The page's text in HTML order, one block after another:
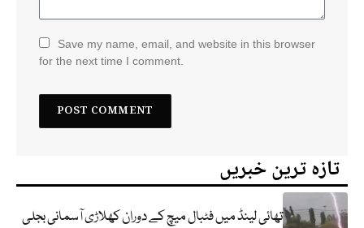
Save my name, email, and website in this browser
for the next time I comment.
تازہ ترین خبریں
تھائی لینڈ میں فٹبال میچ کے دوران کھلاڑی آسمانی بجلی